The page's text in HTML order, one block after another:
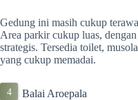
Gedung ini masih cukup
Area parkir cukup luas,
strategis. Tersedia toilet,
yang cukup memadai.
Balai Aroepala